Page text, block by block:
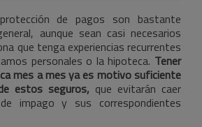
de pagos son bastante
aunque sean casi necesarios
que tenga experiencias recurrentes
personales o la hipoteca. Tener
mes a mes ya es motivo suficiente
estos seguros, que evitarán caer
impago y sus correspondientes